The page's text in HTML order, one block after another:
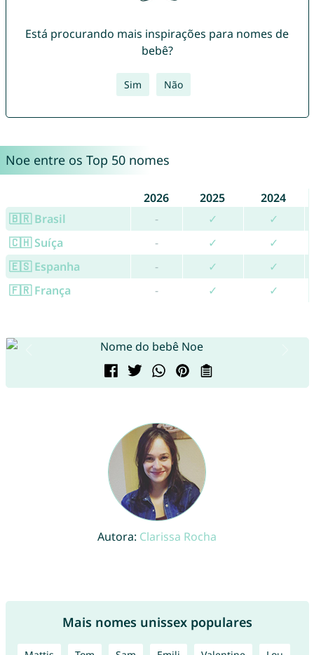
Está procurando mais inspirações para nomes de
bebê?
Sim Não
Noe entre os Top 50 nomes
2026 2025
2024
🇧🇷 Brasil
- ✓
✓
🇨🇭 Suíça
- ✓
✓
🇪🇸 Espanha
- ✓
✓
🇫🇷 França
- ✓ ✓
Autora: Clarissa Rocha
Mais nomes unissex populares